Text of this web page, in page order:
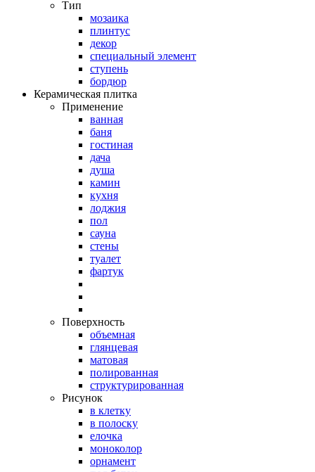
Тип
мозаика
плинтус
декор
специальный элемент
ступень
бордюр
Керамическая плитка
Применение
ванная
баня
гостиная
дача
душа
камин
кухня
лоджия
пол
сауна
стены
туалет
фартук
Поверхность
объемная
глянцевая
матовая
полированная
структурированная
Рисунок
в клетку
в полоску
елочка
моноколор
орнамент